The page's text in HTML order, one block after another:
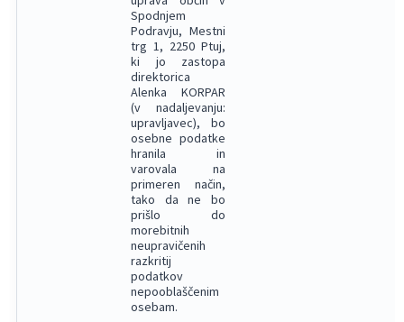
Spodnjem
Podravju, Mestni
trg 1, 2250 Ptuj,
ki jo zastopa
direktorica
Alenka KORPAR
(v nadaljevanju:
upravljavec), bo
osebne podatke
hranila in
varovala na
primeren način,
tako da ne bo
prišlo do
morebitnih
neupravičenih
razkritij
podatkov
nepooblaščenim
osebam.